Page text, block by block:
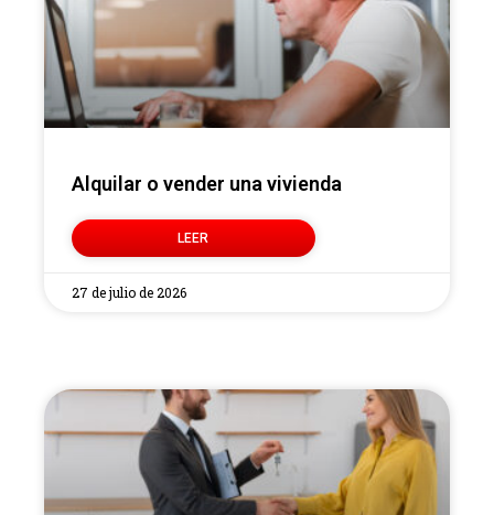
Alquilar o vender una vivienda
LEER
27 de julio de 2026